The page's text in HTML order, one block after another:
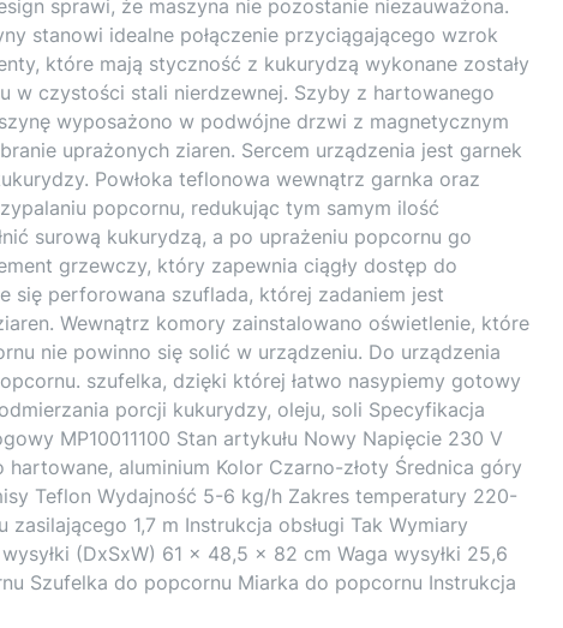
sprawi, że maszyna nie pozostanie niezauważona.
stanowi idealne połączenie przyciągającego wzrok
które mają styczność z kukurydzą wykonane zostały
w czystości stali nierdzewnej. Szyby z hartowanego
wyposażono w podwójne drzwi z magnetycznym
uprażonych ziaren. Sercem urządzenia jest garnek
Powłoka teflonowa wewnątrz garnka oraz
popcornu, redukując tym samym ilość
surową kukurydzą, a po uprażeniu popcornu go
grzewczy, który zapewnia ciągły dostęp do
się perforowana szuflada, której zadaniem jest
Wewnątrz komory zainstalowano oświetlenie, które
nie powinno się solić w urządzeniu. Do urządzenia
szufelka, dzięki której łatwo nasypiemy gotowy
porcji kukurydzy, oleju, soli Specyfikacja
MP10011100 Stan artykułu Nowy Napięcie 230 V
aluminium Kolor Czarno-złoty Średnica góry
Teflon Wydajność 5-6 kg/h Zakres temperatury 220-
zasilającego 1,7 m Instrukcja obsługi Tak Wymiary
(DxSxW) 61 x 48,5 x 82 cm Waga wysyłki 25,6
Szufelka do popcornu Miarka do popcornu Instrukcja